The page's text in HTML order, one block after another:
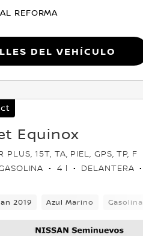
REFORMA
del vehículo
Equinox
PLUS, 15T, TA, PIEL, GPS, TP, F
4 l
DELANTERA
2019 Azul Marino Gasolina